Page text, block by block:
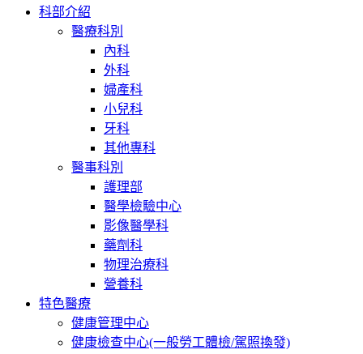
科部介紹
醫療科別
內科
外科
婦產科
小兒科
牙科
其他專科
醫事科別
護理部
醫學檢驗中心
影像醫學科
藥劑科
物理治療科
營養科
特色醫療
健康管理中心
健康檢查中心(一般勞工體檢/駕照換發)